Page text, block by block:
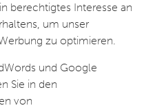
berechtigtes Interesse an
um unser
zu optimieren.
und Google
Sie in den
von